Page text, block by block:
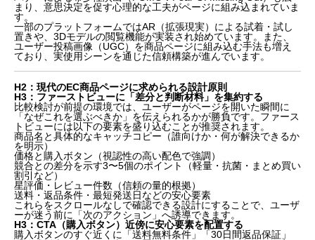
まり、意思決定を促す心理的な工夫がページに組み込まれていま
す。
一部のプラットフォームではAR（拡張現実）による試着・試し
置きや、3Dモデルの閲覧機能が実装され始めています。また、
ユーザー投稿画像（UGC）を商品ページに組み込む手法も増え
ており、実使用シーンを通じた信頼構築が進んでいます。
H2：現代のEC商品ページに求められる設計原則
H3：ファーストビューに「差分と判断材料」を集約する
比較検討が前提の環境では、ユーザーがページを開いた瞬間に
「なぜこれを選ぶべきか」を伝えられるかが勝負です。ファース
トビューには以下の要素を盛り込むことが推奨されます。
商品名と具体的なキャッチコピー（誰向けか・何が解決できるか
を明示）
価格と購入ボタン（視認性の高い配色で強調）
競合との差分を示す3〜5個のポイント（軽量・抗菌・まとめ買い
割引など）
星評価・レビュー件数（信頼の量的根拠）
送料・返品条件・最短発送日などの安心要素
これらをスクロールなしで確認できる設計にすることで、ユーザ
ーが迷う前に「次のアクション」へ誘導できます。
H3：CTA（購入ボタン）近傍に安心要素を配置する
購入ボタンのすぐ近くに「送料無料条件」「30日間返品保証」